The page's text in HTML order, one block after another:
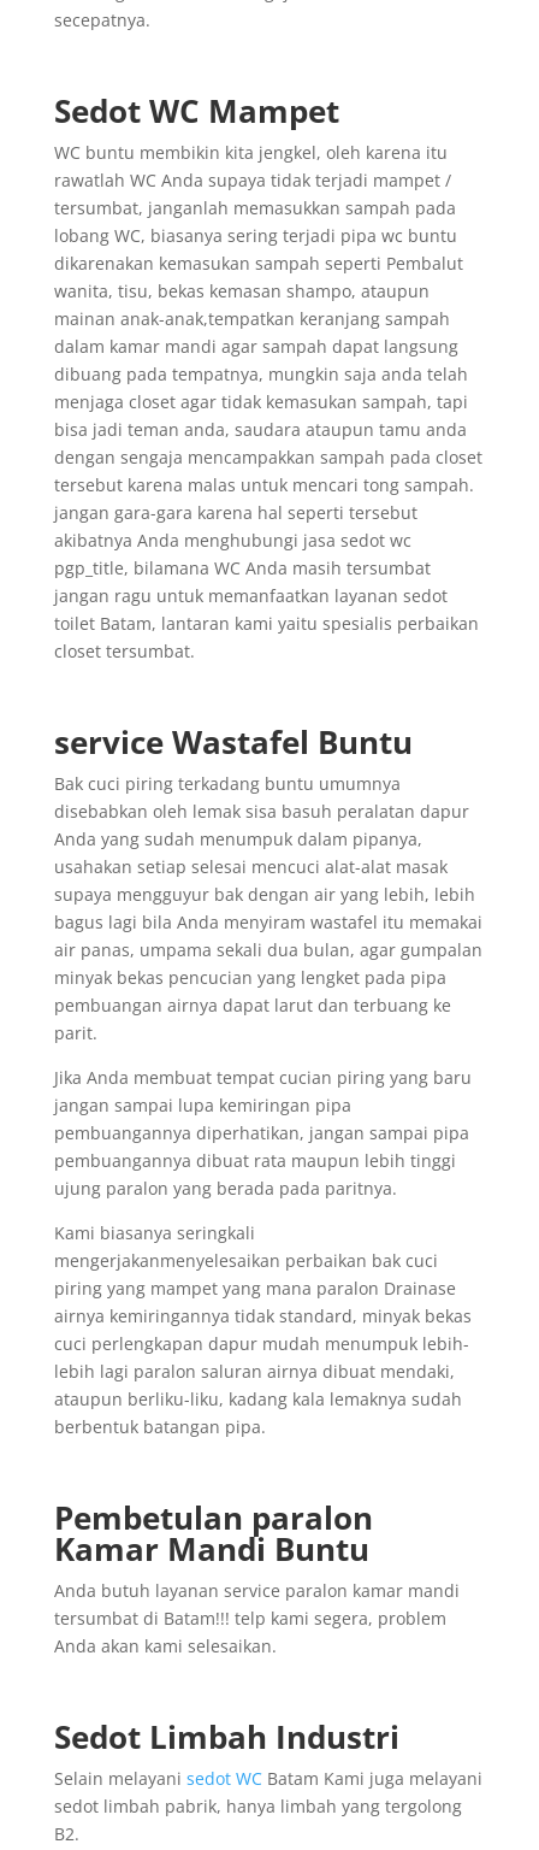
secepatnya.
Sedot WC Mampet
WC buntu membikin kita jengkel, oleh karena itu
rawatlah WC Anda supaya tidak terjadi mampet /
tersumbat, janganlah memasukkan sampah pada
lobang WC, biasanya sering terjadi pipa wc buntu
dikarenakan kemasukan sampah seperti Pembalut
wanita, tisu, bekas kemasan shampo, ataupun
mainan anak-anak,tempatkan keranjang sampah
dalam kamar mandi agar sampah dapat langsung
dibuang pada tempatnya, mungkin saja anda telah
menjaga closet agar tidak kemasukan sampah, tapi
bisa jadi teman anda, saudara ataupun tamu anda
dengan sengaja mencampakkan sampah pada closet
tersebut karena malas untuk mencari tong sampah.
jangan gara-gara karena hal seperti tersebut
akibatnya Anda menghubungi jasa sedot wc
pgp_title, bilamana WC Anda masih tersumbat
jangan ragu untuk memanfaatkan layanan sedot
toilet Batam, lantaran kami yaitu spesialis perbaikan
closet tersumbat.
service Wastafel Buntu
Bak cuci piring terkadang buntu umumnya
disebabkan oleh lemak sisa basuh peralatan dapur
Anda yang sudah menumpuk dalam pipanya,
usahakan setiap selesai mencuci alat-alat masak
supaya mengguyur bak dengan air yang lebih, lebih
bagus lagi bila Anda menyiram wastafel itu memakai
air panas, umpama sekali dua bulan, agar gumpalan
minyak bekas pencucian yang lengket pada pipa
pembuangan airnya dapat larut dan terbuang ke
parit.
Jika Anda membuat tempat cucian piring yang baru
jangan sampai lupa kemiringan pipa
pembuangannya diperhatikan, jangan sampai pipa
pembuangannya dibuat rata maupun lebih tinggi
ujung paralon yang berada pada paritnya.
Kami biasanya seringkali
mengerjakanmenyelesaikan perbaikan bak cuci
piring yang mampet yang mana paralon Drainase
airnya kemiringannya tidak standard, minyak bekas
cuci perlengkapan dapur mudah menumpuk lebih-
lebih lagi paralon saluran airnya dibuat mendaki,
ataupun berliku-liku, kadang kala lemaknya sudah
berbentuk batangan pipa.
Pembetulan paralon
Kamar Mandi Buntu
Anda butuh layanan service paralon kamar mandi
tersumbat di Batam!!! telp kami segera, problem
Anda akan kami selesaikan.
Sedot Limbah Industri
Selain melayani sedot WCBatam Kami juga melayani
sedot limbah pabrik, hanya limbah yang tergolong
B2.